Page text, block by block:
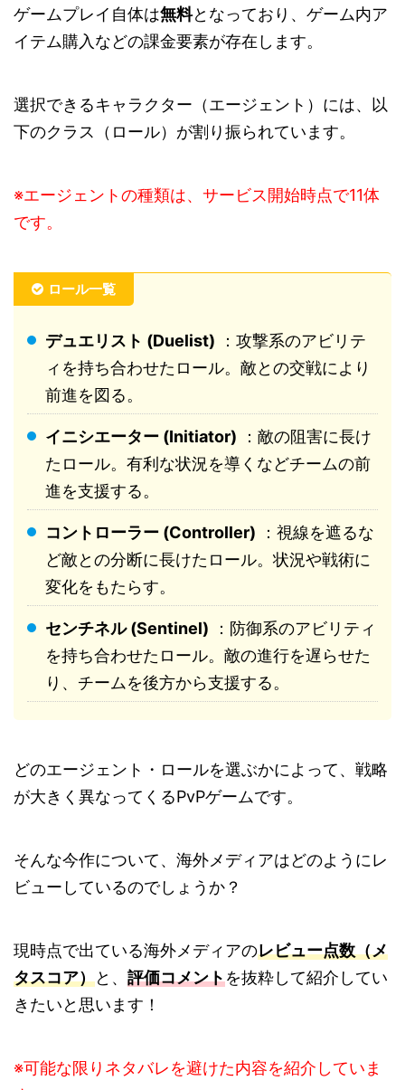
ゲームプレイ自体は無料となっており、ゲーム内ア
イテム購入などの課金要素が存在します。
選択できるキャラクター（エージェント）には、以
下のクラス（ロール）が割り振られています。
※エージェントの種類は、サービス開始時点で11体
です。
ロール一覧
デュエリスト (Duelist) ：攻撃系のアビリテ
ィを持ち合わせたロール。敵との交戦により
前進を図る。
イニシエーター (Initiator) ：敵の阻害に長け
たロール。有利な状況を導くなどチームの前
進を支援する。
コントローラー (Controller) ：視線を遮るな
ど敵との分断に長けたロール。状況や戦術に
変化をもたらす。
センチネル (Sentinel) ：防御系のアビリティ
を持ち合わせたロール。敵の進行を遅らせた
り、チームを後方から支援する。
どのエージェント・ロールを選ぶかによって、戦略
が大きく異なってくるPvPゲームです。
そんな今作について、海外メディアはどのようにレ
ビューしているのでしょうか？
現時点で出ている海外メディアのレビュー点数（メ
タスコア）と、 評価コメントを抜粋して紹介してい
きたいと思います！
※可能な限りネタバレを避けた内容を紹介していま